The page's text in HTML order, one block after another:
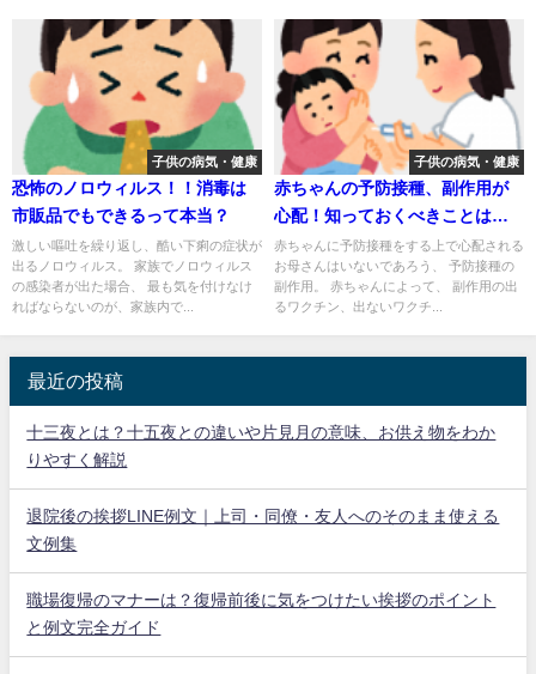
子供の病気・健康
恐怖のノロウィルス！！消毒は
市販品でもできるって本当？
激しい嘔吐を繰り返し、酷い下痢の症状が
出るノロウィルス。 家族でノロウィルス
の感染者が出た場合、 最も気を付けなけ
ればならないのが、家族内で...
子供の病気・健康
赤ちゃんの予防接種、副作用が
心配！知っておくべきことは
何？
赤ちゃんに予防接種をする上で心配される
お母さんはいないであろう、 予防接種の
副作用。 赤ちゃんによって、 副作用の出
るワクチン、出ないワクチ...
最近の投稿
十三夜とは？十五夜との違いや片見月の意味、お供え物をわか
りやすく解説
退院後の挨拶LINE例文｜上司・同僚・友人へのそのまま使える
文例集
職場復帰のマナーは？復帰前後に気をつけたい挨拶のポイント
と例文完全ガイド